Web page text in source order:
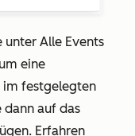
unter Alle Events
eine
im festgelegten
dann auf das
Erfahren